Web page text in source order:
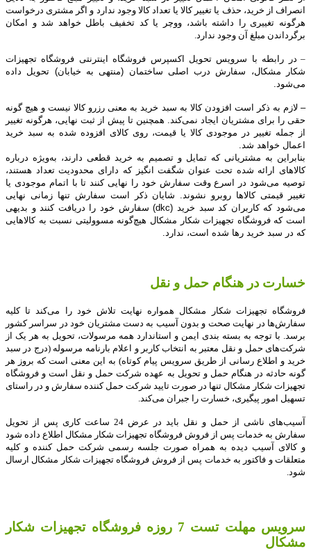
انصراف از خرید، حذف یا تغییر کالا یا تعداد کالا وجود ندارد و اگر مشتری درخواست
هرگونه تغییری را داشته باشد، ووچر یا کد تخفیف باطل خواهد شد و امکان
برگرداندن مبلغ آن وجود ندارد.
– در رابطه با سرویس تحویل اکسپرس فروشگاه اینترنتی فروشگاه تجهیزات
شکار مشکال، سفارش درب اصلی ساختمان (منتهی به خیابان) تحویل داده
می‌شود.
– لازم به ذکر است افزودن کالا به سبد خرید به معنی رزرو کالا نیست و هیچ گونه
حقی را برای مشتریان ایجاد نمی‌کند. همچنین تا پیش از ثبت نهایی، هرگونه تغییر
از جمله تغییر در موجودی کالا یا قیمت، روی کالای افزوده شده به سبد خرید
اعمال خواهد شد.
بنابراین به مشتریانی که تمایل و تصمیم به خرید قطعی دارند، به‌ویژه درباره
کالاهای ارائه شده تحت عنوان شگفت انگیز که دارای محدودیت تعداد هستند،
توصیه می‌شود در اسرع وقت سفارش خود را نهایی کنند تا با اتمام موجودی یا
تغییر قیمتی کالاها روبرو نشوند. شایان ذکر است سفارش تنها زمانی نهایی
می‌شود که کاربران کد سبد خرید (dkc) سفارش خود را دریافت کنند و بدیهی
است که فروشگاه تجهیزات شکار مشکال هیچ‌گونه مسوولیتی نسبت به کالاهایی
که در سبد خرید رها شده است، ندارد.
خسارت در هنگام حمل و نقل
فروشگاه تجهیزات شکار مشکال همواره نهایت تلاش خود را می‏‌کند تا کلیه
سفارش‏‌ها در نهایت صحت و بدون آسیب به دست مشتریان خود در سراسر کشور
برسد. با توجه به بسته بندی ایمن و استاندارد همه مرسولات، تحویل به هر یک از
شرکت‌‏های حمل و نقل معتبر به انتخاب کاربر و اعلام بارنامه مرسوله (درج در سبد
خرید و اطلاع رسانی از طریق سرویس پیام کوتاه) به این معنی است که بروز هر
گونه حادثه در هنگام حمل و تحویل به عهده شرکت حمل و نقل است و فروشگاه
تجهیزات شکار مشکال تنها در صورت تایید شرکت حمل کننده سفارش و در راستای
تسهیل امور پیگیری، خسارت را جبران می‌‏کند
آسیب‏‌های ناشی از حمل و نقل باید در عرض 24 ساعت کاری پس از تحویل
سفارش به خدمات پس از فروش فروشگاه تجهیزات شکار مشکال اطلاع داده شود
و کالای آسیب دیده به همراه صورت جلسه رسمی شرکت حمل کننده و کلیه
متعلقات و فاکتور به خدمات پس از فروش فروشگاه تجهیزات شکار مشکال ارسال
شود
سرویس مهلت تست 7 روزه فروشگاه تجهیزات شکار
مشکال